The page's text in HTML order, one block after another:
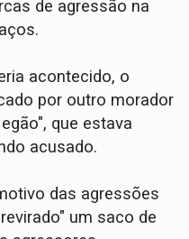
de agressão na
acontecido, o
por outro morador
que estava
acusado.
das agressões
um saco de